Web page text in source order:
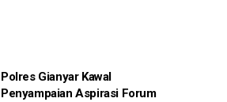
Polres Gianyar Kawal
Penyampaian Aspirasi Forum